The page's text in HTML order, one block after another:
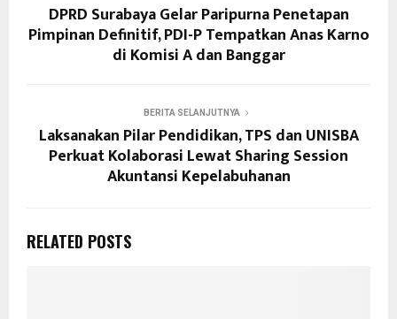
DPRD Surabaya Gelar Paripurna Penetapan
Pimpinan Definitif, PDI-P Tempatkan Anas Karno
di Komisi A dan Banggar
BERITA SELANJUTNYA
Laksanakan Pilar Pendidikan, TPS dan UNISBA
Perkuat Kolaborasi Lewat Sharing Session
Akuntansi Kepelabuhanan
RELATED POSTS